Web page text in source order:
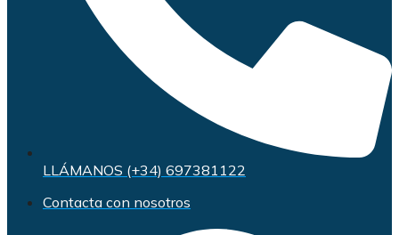
LLÁMANOS (+34) 697381122
Contacta con nosotros